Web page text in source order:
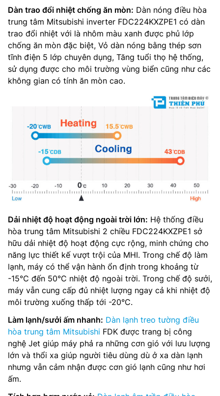
Dàn trao đổi nhiệt chống ăn mòn: Dàn nóng điều hòa
trung tâm Mitsubishi inverter FDC224KXZPE1 có dàn
trao đổi nhiệt với là nhôm màu xanh được phủ lớp
chống ăn mòn đặc biệt, Vỏ dàn nóng bằng thép sơn
tĩnh điện 5 lớp chuyên dụng, Tăng tuổi thọ hệ thống,
sử dụng được cho môi trường vùng biển cũng như các
không gian có tính ăn mòn cao.
Dải nhiệt độ hoạt động ngoài trời lớn: Hệ thống điều
hòa trung tâm Mitsubishi 2 chiều FDC224KXZPE1 sở
hữu dải nhiệt độ hoạt động cực rộng, minh chứng cho
năng lực thiết kế vượt trội của MHI. Trong chế độ làm
lạnh, máy có thể vận hành ổn định trong khoảng từ
-15°C đến 50°C nhiệt độ ngoài trời. Trong chế độ sưởi,
máy vẫn cung cấp đủ nhiệt lượng ngay cả khi nhiệt độ
môi trường xuống thấp tới -20°C.
Làm lạnh/sưởi ấm nhanh: Dàn lạnh treo tường điều
hòa trung tâm Mitsubishi FDK được trang bị công
nghệ Jet giúp máy phả ra những cơn gió với lưu lượng
lớn và thổi xa giúp người tiêu dùng dù ở xa dàn lạnh
nhưng vẫn cảm nhận được cơn gió lạnh cũng như hơi
ấm.